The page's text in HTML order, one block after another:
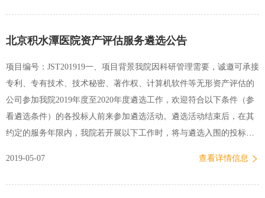
束后3个工作日内前来北京积水潭医院资产管理处001办公室领取成交
交公告有异议的投标供应商，可在成交公告发布之日起7个工作日内，
以书面形式向我部门提出质疑。 北京积水潭医院资产管理处2019年4
月28日
北京积水潭医院资产评估服务遴选公告
项目编号：JST201919一、项目背景我院因科研管理需要，诚邀可承接
专利、专有技术、技术秘密、著作权、计算机软件等无形资产评估的
公司参加我院2019年度至2020年度遴选工作，欢迎符合以下条件（参
看遴选条件）的各投标人前来参加遴选活动。遴选活动结束后，在其
约定的服务年限内，我院若开展以下工作时，将与遴选入围的投标人
资产评估工作，按照资产评估目的，依据国家颁布的有关法规的规
2019-05-07 查看详情信息